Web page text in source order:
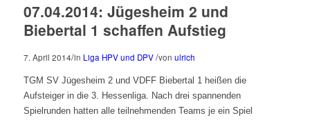
07.04.2014: Jügesheim 2 und
Biebertal 1 schaffen Aufstieg
7. April 2014/in Liga HPV und DPV /von ulrich
TGM SV Jügesheim 2 und VDFF Biebertal 1 heißen die
Aufsteiger in die 3. Hessenliga. Nach drei spannenden
Spielrunden hatten alle teilnehmenden Teams je ein Spiel